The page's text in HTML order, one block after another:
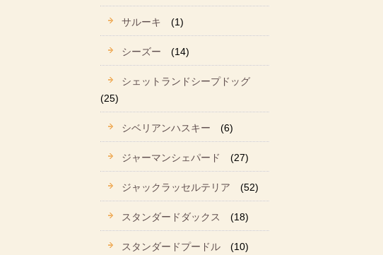
サルーキ (1)
シーズー (14)
シェットランドシープドッグ
(25)
シベリアンハスキー (6)
ジャーマンシェパード (27)
ジャックラッセルテリア (52)
スタンダードダックス (18)
スタンダードプードル (10)